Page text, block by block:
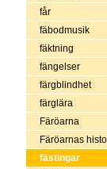
får
fäbodmusik
fäktning
fängelser
färgblindhet
färglära
Färöarna
Färöarnas
fästingar